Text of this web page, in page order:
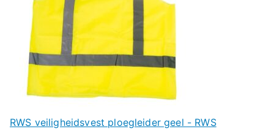
RWS veiligheidsvest ploegleider geel - RWS